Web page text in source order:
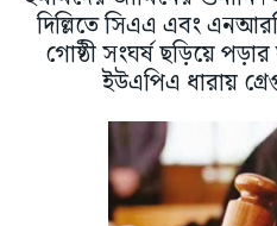
দিল্লিতে সিএএ এবং
গোষ্ঠী সংঘর্ষ ছড়িয়ে
ইউএপিএ ধারায়